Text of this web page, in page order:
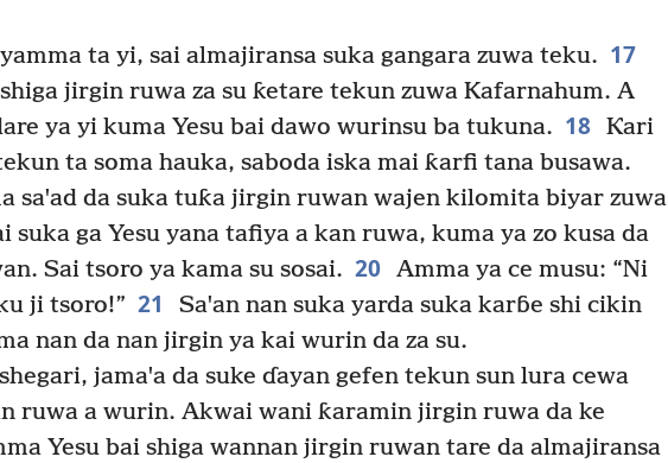
ta yi, sai almajiransa suka gangara zuwa teku. 17
jirgin ruwa za su ƙetare tekun zuwa Kafarnahum. A
ya yi kuma Yesu bai dawo wurinsu ba tukuna. 18 Ƙari
ta soma hauka, saboda iska mai ƙarfi tana busawa.
saꞌad da suka tuƙa jirgin ruwan wajen kilomita biyar zuwa
suka ga Yesu yana tafiya a kan ruwa, kuma ya zo kusa da
Sai tsoro ya kama su sosai. 20 Amma ya ce musu: “Ni
ji tsoro!” 21
Saꞌan nan suka yarda suka karɓe shi cikin
nan da nan jirgin ya kai wurin da za su.
jamaꞌa da suke ɗayan gefen tekun sun lura cewa
ruwa a wurin. Akwai wani ƙaramin jirgin ruwa da ke
Yesu bai shiga wannan jirgin ruwan tare da almajiransa